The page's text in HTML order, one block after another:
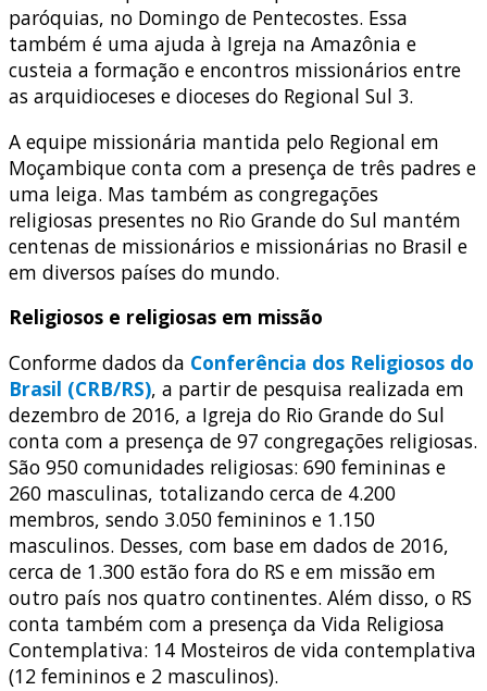
paróquias, no Domingo de Pentecostes. Essa
também é uma ajuda à Igreja na Amazônia e
custeia a formação e encontros missionários entre
as arquidioceses e dioceses do Regional Sul 3.
A equipe missionária mantida pelo Regional em
Moçambique conta com a presença de três padres e
uma leiga. Mas também as congregações
religiosas presentes no Rio Grande do Sul mantém
centenas de missionários e missionárias no Brasil e
em diversos países do mundo.
Religiosos e religiosas em missão
Conforme dados da Conferência dos Religiosos do
Brasil (CRB/RS), a partir de pesquisa realizada em
dezembro de 2016, a Igreja do Rio Grande do Sul
conta com a presença de 97 congregações religiosas.
São 950 comunidades religiosas: 690 femininas e
260 masculinas, totalizando cerca de 4.200
membros, sendo 3.050 femininos e 1.150
masculinos. Desses, com base em dados de 2016,
cerca de 1.300 estão fora do RS e em missão em
outro país nos quatro continentes. Além disso, o RS
conta também com a presença da Vida Religiosa
Contemplativa: 14 Mosteiros de vida contemplativa
(12 femininos e 2 masculinos).